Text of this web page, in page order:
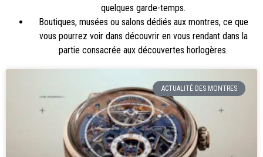
quelques garde-temps.
Boutiques, musées ou salons dédiés aux montres, ce que
vous pourrez voir dans découvrir en vous rendant dans la
partie consacrée aux découvertes horlogères.
ACTUALITÉ DES MONTRES